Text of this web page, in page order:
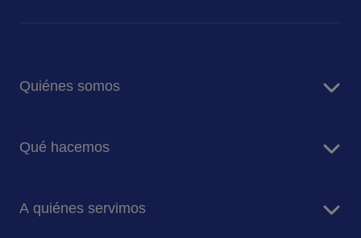
Quiénes somos
Sodexo Panamá
Qué hacemos
Servicios de Facility Management
A quiénes servimos